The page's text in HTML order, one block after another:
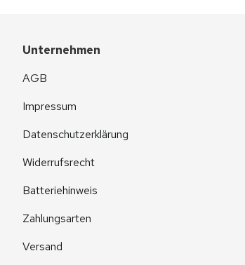
Unternehmen
AGB
Impressum
Datenschutzerklärung
Widerrufsrecht
Batteriehinweis
Zahlungsarten
Versand